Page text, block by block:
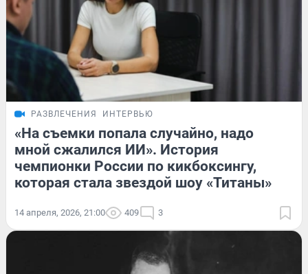
РАЗВЛЕЧЕНИЯ ИНТЕРВЬЮ
«На съемки попала случайно, надо
мной сжалился ИИ». История
чемпионки России по кикбоксингу,
которая стала звездой шоу «Титаны»
14 апреля, 2026, 21:00 409 3